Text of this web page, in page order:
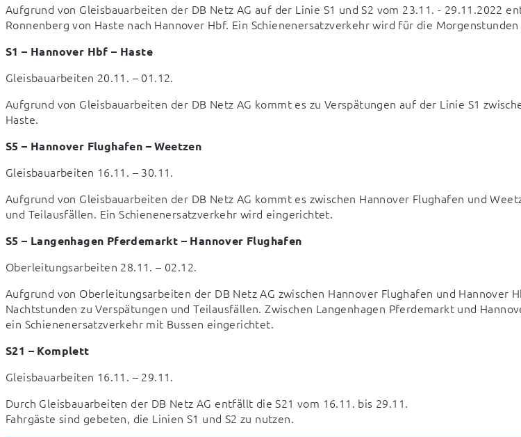
Aufgrund von Gleisbauarbeiten der DB Netz AG auf der Linie S1 und S2 vom 23.11. - 29.11.2022
Ronnenberg von Haste nach Hannover Hbf. Ein Schienenersatzverkehr wird für die
S1 – Hannover Hbf – Haste
Gleisbauarbeiten 20.11. – 01.12.
Aufgrund von Gleisbauarbeiten der DB Netz AG kommt es zu Verspätungen auf der Linie S1
Haste.
S5 – Hannover Flughafen – Weetzen
Gleisbauarbeiten 16.11. – 30.11.
Aufgrund von Gleisbauarbeiten der DB Netz AG kommt es zwischen Hannover Flughafen und
und Teilausfällen. Ein Schienenersatzverkehr wird eingerichtet.
S5 – Langenhagen Pferdemarkt – Hannover Flughafen
Oberleitungsarbeiten 28.11. – 02.12.
Aufgrund von Oberleitungsarbeiten der DB Netz AG zwischen Hannover Flughafen und Hannover
Nachtstunden zu Verspätungen und Teilausfällen. Zwischen Langenhagen Pferdemarkt und
ein Schienenersatzverkehr mit Bussen eingerichtet.
S21 – Komplett
Gleisbauarbeiten 16.11. – 29.11.
Durch Gleisbauarbeiten der DB Netz AG entfällt die S21 vom 16.11. bis 29.11.
Fahrgäste sind gebeten, die Linien S1 und S2 zu nutzen.